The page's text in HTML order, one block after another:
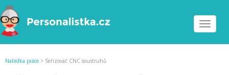
Toggle
Nabídka práce > Seřizovač CNC soustruhů